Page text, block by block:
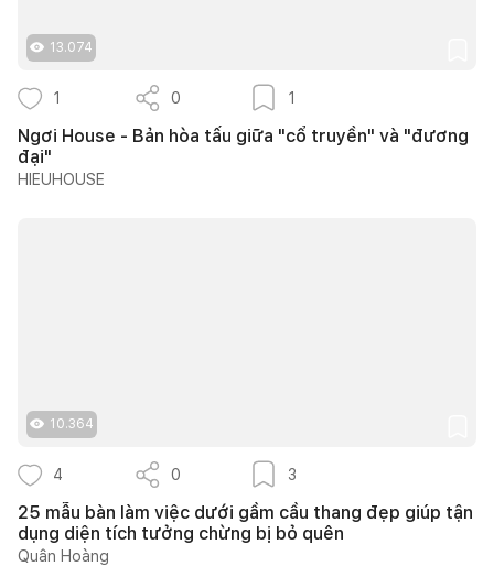
13.074
1 0 1
Ngơi House - Bản hòa tấu giữa "cổ truyền" và "đương
đại"
HIEUHOUSE
10.364
4 0 3
25 mẫu bàn làm việc dưới gầm cầu thang đẹp giúp tận
dụng diện tích tưởng chừng bị bỏ quên
Quân Hoàng